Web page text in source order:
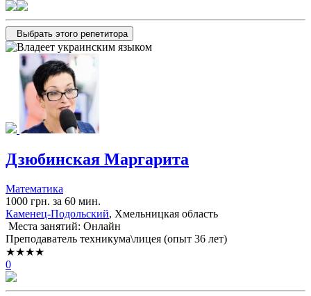
Выбрать этого репетитора
Дзюбинская Маргарита
Математика
1000 грн. за 60 мин.
Каменец-Подольский, Хмельницкая область
Места занятий: Онлайн
Преподаватель техникума\лицея (опыт 36 лет)
★★★★
0